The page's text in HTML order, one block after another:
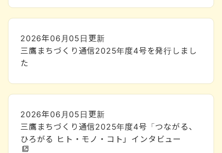
2026年06月05日 更新
三鷹まちづくり通信2025年度4号を発行しまし
た
2026年06月05日 更新
三鷹まちづくり通信2025年度4号「つながる、
ひろがる ヒト・モノ・コト」インタビュー